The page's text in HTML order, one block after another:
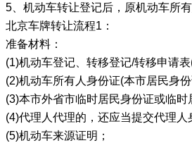
5、机动车转让登记后，原机动车所
北京车牌转让流程1：
准备材料：
(1)机动车登记、转移登记/转移申请
(2)机动车所有人身份证(本市居民身
(3)本市外省市临时居民身份证或临
(4)代理人代理的，还应当提交代理
(5)机动车来源证明；